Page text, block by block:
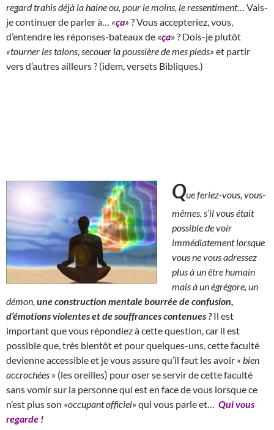
regard trahis déjà la haine ou, pour le moins, le ressentiment… Vais-
je continuer de parler à… «ça» ? Vous accepteriez, vous,
d’entendre les réponses-bateaux de «ça» ? Dois-je plutôt
«tourner les talons, secouer la poussière de mes pieds» et partir
vers d’autres ailleurs ? (idem, versets Bibliques.)
Que feriez-vous, vous-
mêmes, s’il vous était
possible de voir
immédiatement lorsque
vous ne vous adressez
plus à un être humain
mais à un égrégore, un
démon, une construction mentale bourrée de confusion,
d’émotions violentes et de souffrances contenues ?Il est
important que vous répondiez à cette question, car il est
possible que, très bientôt et pour quelques-uns, cette faculté
devienne accessible et je vous assure qu’il faut les avoir « bien
accrochées » (les oreilles) pour oser se servir de cette faculté
sans vomir sur la personne qui est en face de vous lorsque ce
n’est plus son «occupant officiel» qui vous parle et… Qui vous
regarde !